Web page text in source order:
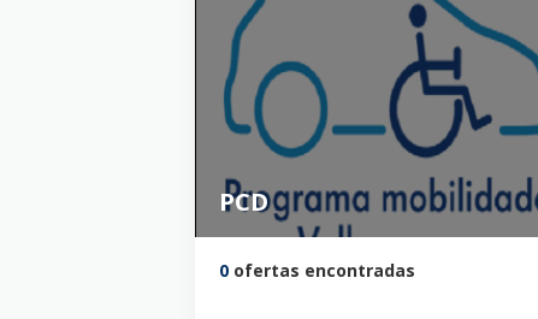
PCD
0 ofertas encontradas